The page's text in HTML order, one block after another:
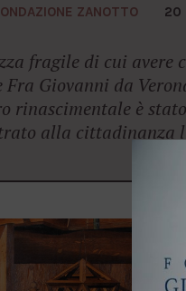
ZANOTTO 20
fragile di cui avere
Fra Giovanni da
rinascimentale è
alla cittadinanza